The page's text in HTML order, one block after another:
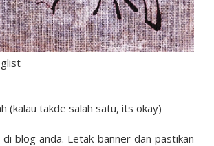
(kalau takde salah satu, its okay)
di blog anda. Letak banner dan pastikan